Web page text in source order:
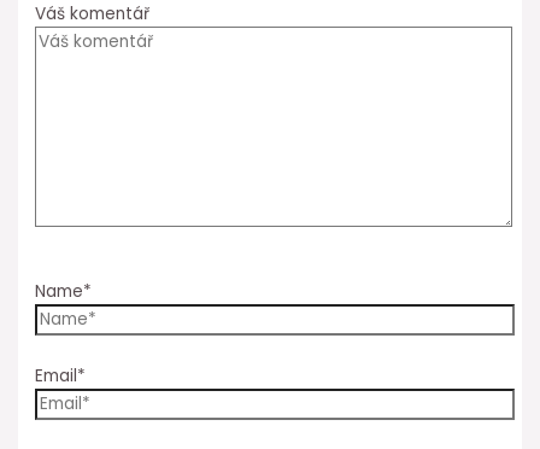
Váš komentář
Name*
Email*